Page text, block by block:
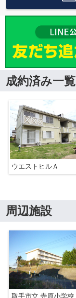
成約済み一覧
ウエストヒルＡ
周辺施設
取手市立 寺原小学校